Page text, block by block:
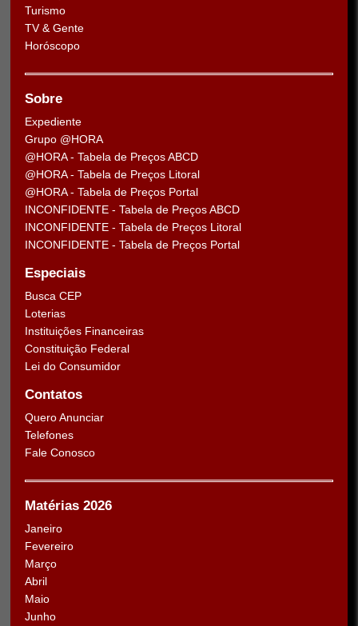
Turismo
TV & Gente
Horóscopo
Sobre
Expediente
Grupo @HORA
@HORA - Tabela de Preços ABCD
@HORA - Tabela de Preços Litoral
@HORA - Tabela de Preços Portal
INCONFIDENTE - Tabela de Preços ABCD
INCONFIDENTE - Tabela de Preços Litoral
INCONFIDENTE - Tabela de Preços Portal
Especiais
Busca CEP
Loterias
Instituições Financeiras
Constituição Federal
Lei do Consumidor
Contatos
Quero Anunciar
Telefones
Fale Conosco
Matérias 2026
Janeiro
Fevereiro
Março
Abril
Maio
Junho